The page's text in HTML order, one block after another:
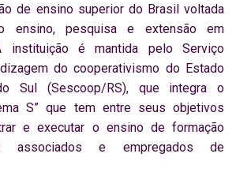
de ensino superior do Brasil voltada
ensino, pesquisa e extensão em
instituição é mantida pelo Serviço
do cooperativismo do Estado
Sul (Sescoop/RS), que integra o
S” que tem entre seus objetivos
e executar o ensino de formação
associados e empregados de